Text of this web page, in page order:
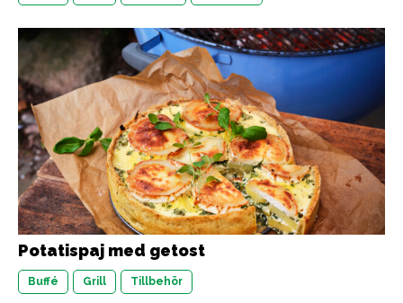
Potatispaj med getost
Buffé Grill Tillbehör